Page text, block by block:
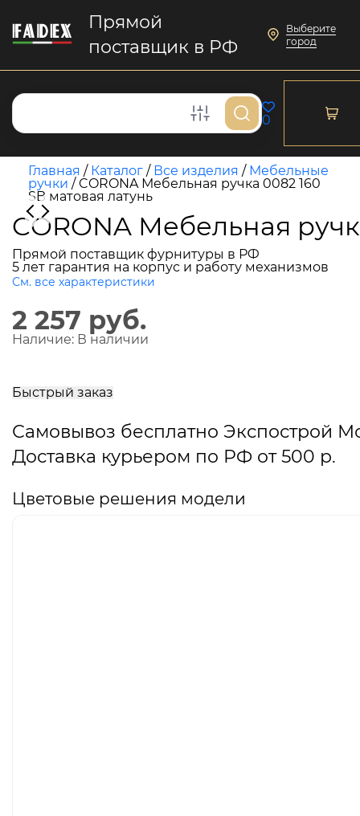
Прямой
поставщик в РФ
Выберите
город
0
Главная / Каталог / Все изделия / Мебельные
ручки /CORONA Мебельная ручка 0082 160
SB матовая латунь
CORONA Мебельная
Прямой поставщик фурнитуры в РФ
5 лет гарантия на корпус и работу механизмов
См. все характеристики
2 257 руб.
Наличие: В наличии
Быстрый заказ
Самовывоз бесплатно Экспострой
Доставка курьером по РФ от 500 р.
Цветовые решения модели